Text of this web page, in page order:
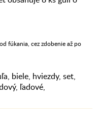
fúkania, cez zdobenie až po
, biele, hviezdy, set,
, ľadové,